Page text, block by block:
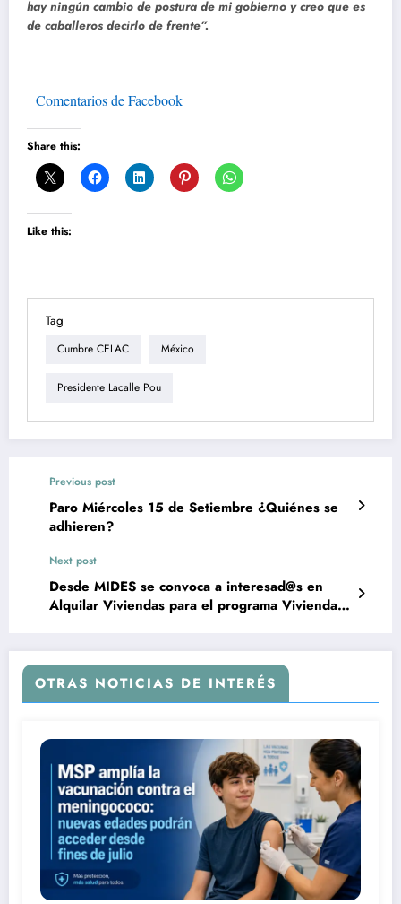
hay ningún cambio de postura de mi gobierno y creo que es
de caballeros decirlo de frente”.
Comentarios de Facebook
Share this:
Like this:
Tag
Cumbre CELAC México
Presidente Lacalle Pou
Previous post
Paro Miércoles 15 de Setiembre ¿Quiénes se
adhieren?
Next post
Desde MIDES se convoca a interesad@s en
Alquilar Viviendas para el programa Viviendas
OTRAS NOTICIAS DE INTERÉS